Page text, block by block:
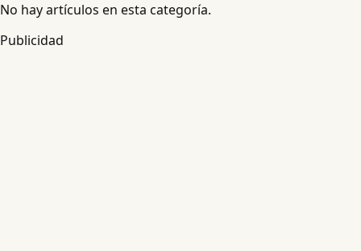
No hay artículos en esta categoría.
Publicidad